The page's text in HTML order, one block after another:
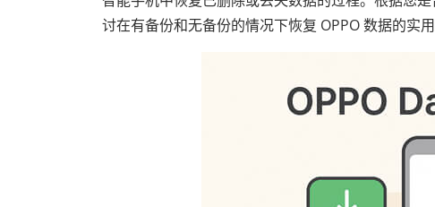
讨在有备份和无备份的情况下恢复 OPPO 数据的实